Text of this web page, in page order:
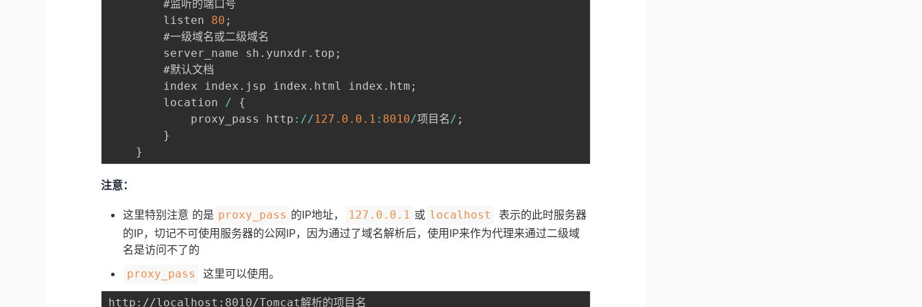
		#监听的端口号
		listen
80 ;
		#一级域名或二级域名
		server_name	sh
. yunxdr . top ;
		#默认文档
		index index
. jsp index . html index . htm ;
		location
/
{
			proxy_pass http
: //127.0 .0 .1 : 8010/项目名/ ;
}
}
注意：
这里特别注意 的是 proxy_pass 的IP地址， 127.0.0.1 或 localhost
表示的此时服务器
的IP，切记不可使用服务器的公网IP，因为通过了域名解析后，使用IP来作为代理来通过二级域
名是访问不了的
proxy_pass 这里可以使用。
http://localhost:8010/Tomcat解析的项目名